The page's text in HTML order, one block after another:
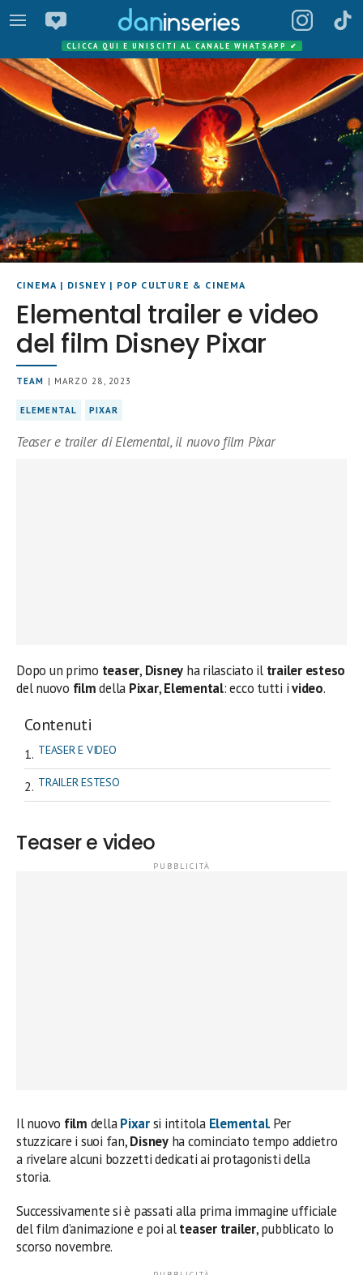
CLICCA QUI E UNISCITI AL CANALE WHATSAPP ✔
CINEMA | DISNEY | POP CULTURE & CINEMA
Elemental trailer e video
del film Disney Pixar
TEAM | MARZO 28, 2023
ELEMENTAL PIXAR
Teaser e trailer di Elemental, il nuovo film Pixar
Dopo un primo teaser, Disney ha rilasciato il trailer esteso
del nuovo filmdella Pixar,Elemental: ecco tutti ivideo.
Contenuti
TEASER E VIDEO
TRAILER ESTESO
Teaser e video
Il nuovo film dellaPixarsi intitola Elemental. Per
stuzzicare i suoi fan,Disneyha cominciato tempo addietro
a rivelare alcuni bozzetti dedicati ai protagonisti della
storia.
Successivamente si è passati alla prima immagine ufficiale
del film d’animazione e poi alteaser trailer, pubblicato lo
scorso novembre.